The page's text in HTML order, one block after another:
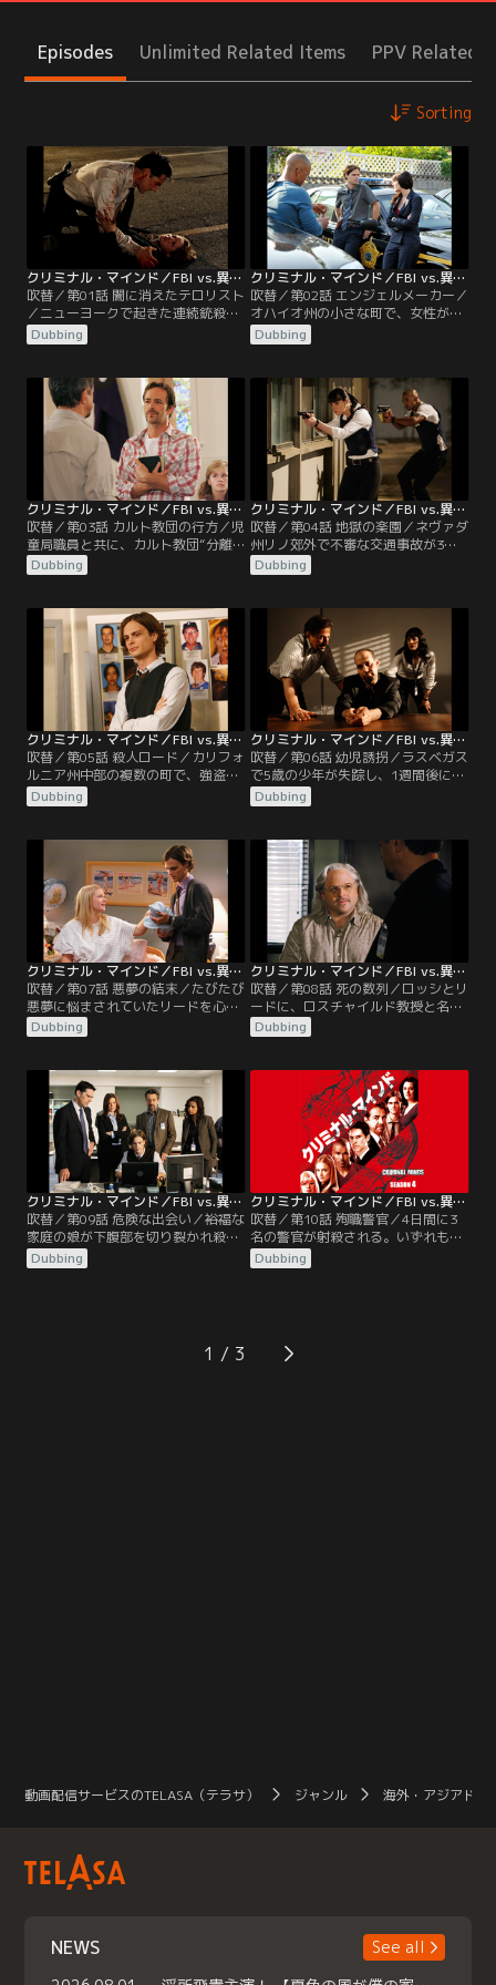
Episodes Unlimited Related Items PPV Related
Sorting
クリミナル・マインド／FBI vs.異常犯罪 シーズン4 第01話／吹替
吹替／第01話 闇に消えたテロリスト
／ニューヨークで起きた連続銃殺事
件を捜査中のBAUメンバーに戦慄が
走る。フェデラルプラザ近くで黒の
ーク支局長ジョイナーが爆発の衝撃
によって吹き飛ばされる。自らも負
傷しながらも、大量出血しているジ
ョイナーを必死に助けようとするホ
ッチ。間もなく救急車や警察が到着
するが…。
Dubbing
クリミナル・マインド／FBI vs.異常犯罪 シーズン4 第02話／吹替
吹替／第02話 エンジェルメーカー／
オハイオ州の小さな町で、女性が鈍
器で殴られ暴行された上、殺され
た。腹部には死後にドライバーで刺
おり、被害者に付着していた精液の
DNAを調べたところ、10年前に同じ
町で起きた連続殺人事件の犯人のも
のと一致。ところが、エンジェルメ
ーカーと呼ばれたその男は、1年前
に死刑が執行されていた。
Dubbing
クリミナル・マインド／FBI vs.異常犯罪 シーズン4 第03話／吹替
吹替／第03話 カルト教団の行方／児
童局職員と共に、カルト教団“分離
教会”の施設を訪問したプレンティ
スとリード。ここで暮らす15歳の少
受け、指導者サイラスが支配する教
会の内情を調査するのが目的だっ
た。少女たちの面談を始めて間もな
く、武装した州警察が突然強制捜査
に乗り込んでくる。警察と信者らと
の激しい銃撃戦へ発展し…。
Dubbing
クリミナル・マインド／FBI vs.異常犯罪 シーズン4 第04話／吹替
吹替／第04話 地獄の楽園／ネヴァダ
州リノ郊外で不審な交通事故が3件
連続して発生。いずれも、道路の中
央に停車していた普通車にトレーラ
が死亡するというものだった。しか
し、検視の結果、事故前にすでに死
亡していたことがわかる。死因は鈍
器による頭部損傷で、しかも妻のほ
うはレイプと拷問を受けていた。
Dubbing
クリミナル・マインド／FBI vs.異常犯罪 シーズン4 第05話／吹替
吹替／第05話 殺人ロード／カリフォ
ルニア州中部の複数の町で、強盗殺
人事件が連続6件発生。現場に残さ
れたDNAから、同一犯の犯行である
し入り住人を殺害、金品を物色した
後、そこで食事をしシャワーを浴び
るなど長時間過ごしていた。現場検
証したロッシとモーガンは、犯人は
ホームレスであることを導き出す。
Dubbing
クリミナル・マインド／FBI vs.異常犯罪 シーズン4 第06話／吹替
吹替／第06話 幼児誘拐／ラスベガス
で5歳の少年が失踪し、1週間後に遺
体が発見される。遺体は新しい服を
着せられ、ツメや髪も整えられてい
が発生。先の事件と同様、犯人と思
われる人物から両親を責める内容の
電話がかかってきたことから、同一
犯による誘拐殺人事件とみてBAUが
捜査に乗り出す。
Dubbing
クリミナル・マインド／FBI vs.異常犯罪 シーズン4 第07話／吹替
吹替／第07話 悪夢の結末／たびたび
悪夢に悩まされていたリードを心配
したモーガンは、リードが4歳の
頃、ライリーという6歳の少年が性
探り当てる。そして、悪夢の中の犯
人が自分の父親だったことから、リ
ードは真実を突き止める決心をす
る。リードは、父親を小児性愛の殺
人容疑者として捜査する過酷な試練
に足を踏み入れていく。
Dubbing
クリミナル・マインド／FBI vs.異常犯罪 シーズン4 第08話／吹替
吹替／第08話 死の数列／ロッシとリ
ードに、ロスチャイルド教授と名乗
る男が女性7人を殺したと告白す
る。さらに、あと5人が9時間以内に
かと挑発。彼に「なぜ自首するの
か」と問うと、「ダ・ヴィンチも作
品を発表した」と答える。間もな
く、託児所経営の女性と子供4人誘
拐のニュースが届き、この男による
ものだということが判明する。
Dubbing
クリミナル・マインド／FBI vs.異常犯罪 シーズン4 第09話／吹替
吹替／第09話 危険な出会い／裕福な
家庭の娘が下腹部を切り裂かれ殺害
される。彼女はその晩、妹と共に行
ったクラブで白人男性に声をかけら
た。1年前に起きた2件の売春婦殺害
事件にも同じ特徴が残されていたこ
Dubbing
クリミナル・マインド／FBI vs.異常犯罪 シーズン4 第10話／吹替
吹替／第10話 殉職警官／4日間に3
名の警官が射殺される。いずれも首
を撃たれ、バッジを盗まれていた。
署長から協力要請を受けたBAUだっ
通報を受けて現場に駆けつけた警官
が、またひとり射殺される。翌日、
Dubbing
1
動画配信サービスのTELASA（テラサ） ジャンル 海外・アジアドラ
NEWS
See all